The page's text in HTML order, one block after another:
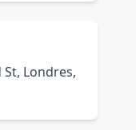
Londres,